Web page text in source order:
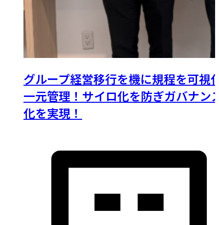
グループ経営移行を機に規程を可視
一元管理！サイロ化を防ぎガバナン
化を実現！